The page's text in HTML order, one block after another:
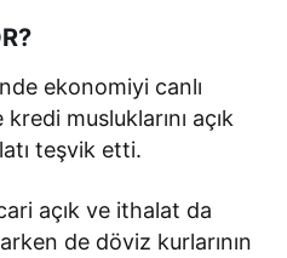
ekonomiyi canlı
musluklarını açık
teşvik etti.
açık ve ithalat da
de döviz kurlarının